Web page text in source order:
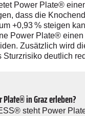
Power Plate®
dass die
+0,93 % steigen
Power Plate® einen
Zusätzlich wird
Sturzrisiko deutlich
in Graz erleben?
steht Power